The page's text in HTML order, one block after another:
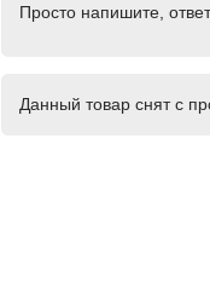
Просто напишите,
Данный товар снят с